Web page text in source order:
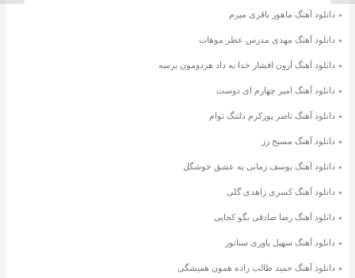
دانلود آهنگ ماهور باقری میرم
دانلود آهنگ مهدی مدرس عطر موهات
دانلود آهنگ آرون افشار خدا به داد هردومون برسه
دانلود آهنگ امیر چهارم ای دوست
دانلود آهنگ ناصر پورکرم دلتنگ توام
دانلود آهنگ مسیح رز
دانلود آهنگ یوسف زمانی یه عشق خوشگل
دانلود آهنگ کسری زاهدی گلی
دانلود آهنگ رضا صادقی بگو کجایی
دانلود آهنگ سهیل یاوری سناتور
دانلود آهنگ حمید طالب زاده همون همیشگی